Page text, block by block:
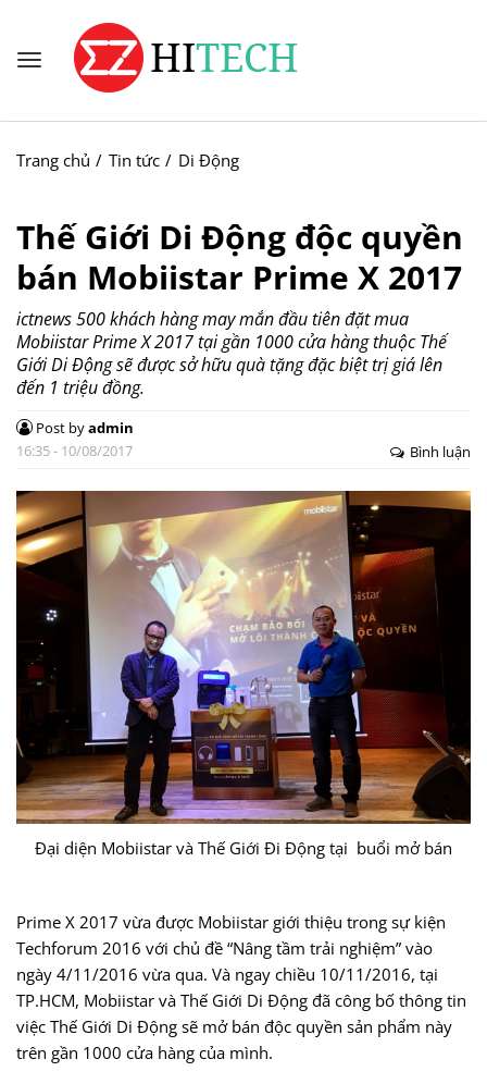
Trang chủ Tin tức Di Động
Thế Giới Di Động độc quyền
bán Mobiistar Prime X 2017
ictnews 500 khách hàng may mắn đầu tiên đặt mua
Mobiistar Prime X 2017 tại gần 1000 cửa hàng thuộc Thế
Giới Di Động sẽ được sở hữu quà tặng đặc biệt trị giá lên
đến 1 triệu đồng.
Post byadmin
16:35 - 10/08/2017
Bình luận
Đại diện Mobiistar và Thế Giới Đi Động tại buổi mở bán
Prime X 2017 vừa được Mobiistar giới thiệu trong sự kiện
Techforum 2016 với chủ đề “Nâng tầm trải nghiệm” vào
ngày 4/11/2016 vừa qua. Và ngay chiều 10/11/2016, tại
TP.HCM, Mobiistar và Thế Giới Di Động đã công bố thông tin
việc Thế Giới Di Động sẽ mở bán độc quyền sản phẩm này
trên gần 1000 cửa hàng của mình.